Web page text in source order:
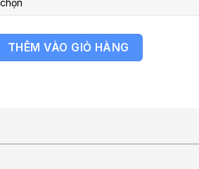
(Kenh14.vn) số lượng
THÊM VÀO GIỎ HÀNG